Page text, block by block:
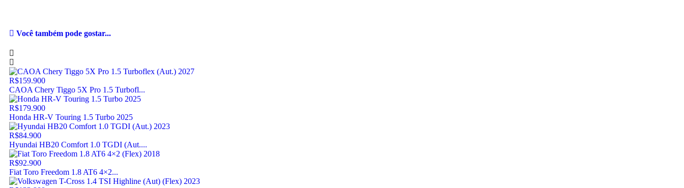
Você também pode gostar...
R$159.900
CAOA Chery Tiggo 5X Pro 1.5 Turbofl...
R$179.900
Honda HR-V Touring 1.5 Turbo 2025
R$84.900
Hyundai HB20 Comfort 1.0 TGDI (Aut....
R$92.900
Fiat Toro Freedom 1.8 AT6 4×2...